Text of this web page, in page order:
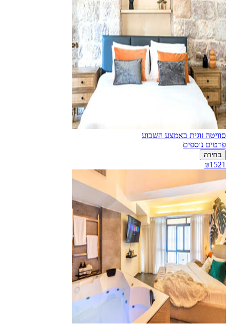
סוויטה זוגית באמצע השבוע
פרטים נוספים
בחירה
₪1521